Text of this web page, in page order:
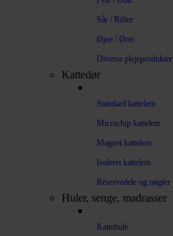
Sår / Rifter
Øjne / Ører
Diverse plejeprodukter
Kattedør
Standard kattelem
Microchip kattelem
Magnet kattelem
Isoleret kattelem
Reservedele og nøgler
Huler, senge, madrasser
Kattehule